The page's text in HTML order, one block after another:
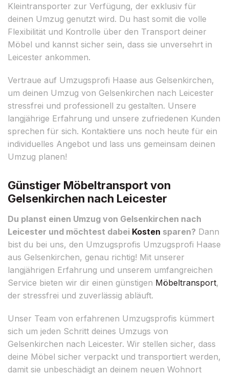
Kleintransporter zur Verfügung, der exklusiv für
deinen Umzug genutzt wird. Du hast somit die volle
Flexibilität und Kontrolle über den Transport deiner
Möbel und kannst sicher sein, dass sie unversehrt in
Leicester ankommen.
Vertraue auf Umzugsprofi Haase aus Gelsenkirchen,
um deinen Umzug von Gelsenkirchen nach Leicester
stressfrei und professionell zu gestalten. Unsere
langjährige Erfahrung und unsere zufriedenen Kunden
sprechen für sich. Kontaktiere uns noch heute für ein
individuelles Angebot und lass uns gemeinsam deinen
Umzug planen!
Günstiger Möbeltransport von
Gelsenkirchen nach Leicester
Du planst einen Umzug von Gelsenkirchen nach
Leicester und möchtest dabei Kosten sparen? Dann
bist du bei uns, den Umzugsprofis Umzugsprofi Haase
aus Gelsenkirchen, genau richtig! Mit unserer
langjährigen Erfahrung und unserem umfangreichen
Service bieten wir dir einen günstigen Möbeltransport,
der stressfrei und zuverlässig abläuft.
Unser Team von erfahrenen Umzugsprofis kümmert
sich um jeden Schritt deines Umzugs von
Gelsenkirchen nach Leicester. Wir stellen sicher, dass
deine Möbel sicher verpackt und transportiert werden,
damit sie unbeschädigt an deinem neuen Wohnort